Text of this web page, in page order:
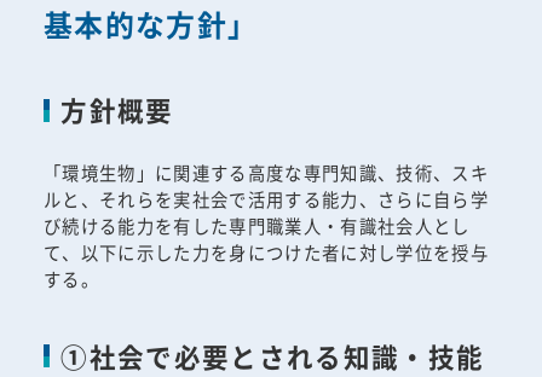
基本的な方針」
方針概要
「環境生物」に関連する高度な専門知識、技術、スキ
ルと、それらを実社会で活用する能力、さらに自ら学
び続ける能力を有した専門職業人・有識社会人とし
て、以下に示した力を身につけた者に対し学位を授与
する。
①社会で必要とされる知識・技能